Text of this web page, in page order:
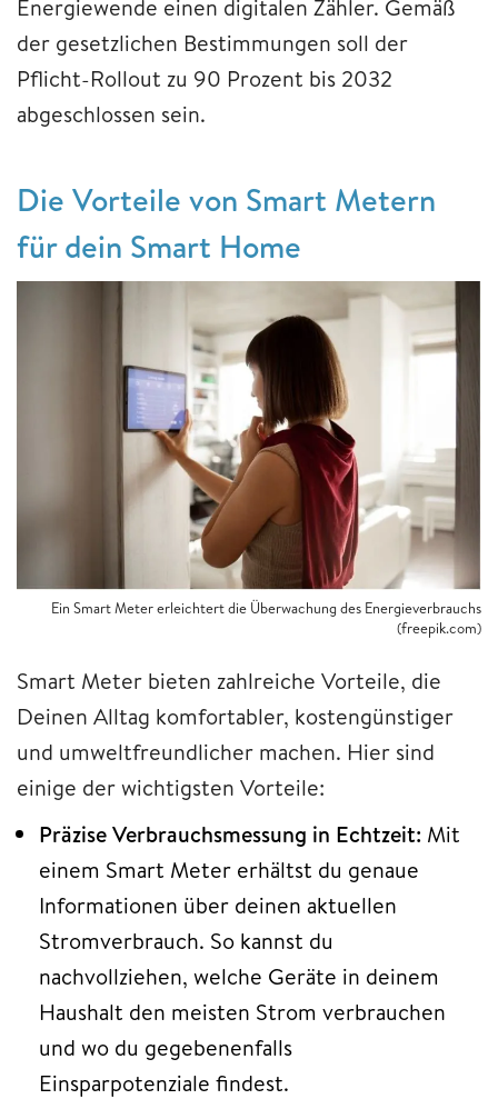
Energiewende einen digitalen Zähler. Gemäß
der gesetzlichen Bestimmungen soll der
Pflicht-Rollout zu 90 Prozent bis 2032
abgeschlossen sein.
Die Vorteile von Smart Metern
für dein Smart Home
Ein Smart Meter erleichtert die Überwachung des Energieverbrauchs
(freepik.com)
Smart Meter bieten zahlreiche Vorteile, die
Deinen Alltag komfortabler, kostengünstiger
und umweltfreundlicher machen. Hier sind
einige der wichtigsten Vorteile:
Präzise Verbrauchsmessung in Echtzeit: Mit
einem Smart Meter erhältst du genaue
Informationen über deinen aktuellen
Stromverbrauch. So kannst du
nachvollziehen, welche Geräte in deinem
Haushalt den meisten Strom verbrauchen
und wo du gegebenenfalls
Einsparpotenziale findest.